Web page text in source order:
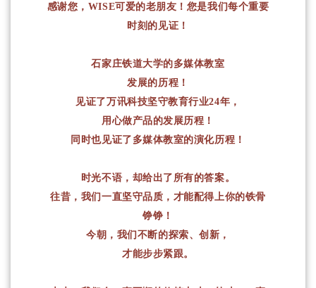
感谢您，WISE可爱的老朋友！您是我们每个重要
时刻的见证！
石家庄铁道大学的多媒体教室
发展的历程！
见证了万讯科技坚守教育行业24年，
用心做产品的发展历程！
同时也见证了多媒体教室的演化历程！
时光不语，却给出了所有的答案。
往昔，我们一直坚守品质，才能配得上你的铁骨
铮铮！
今朝，我们不断的探索、创新，
才能步步紧跟。